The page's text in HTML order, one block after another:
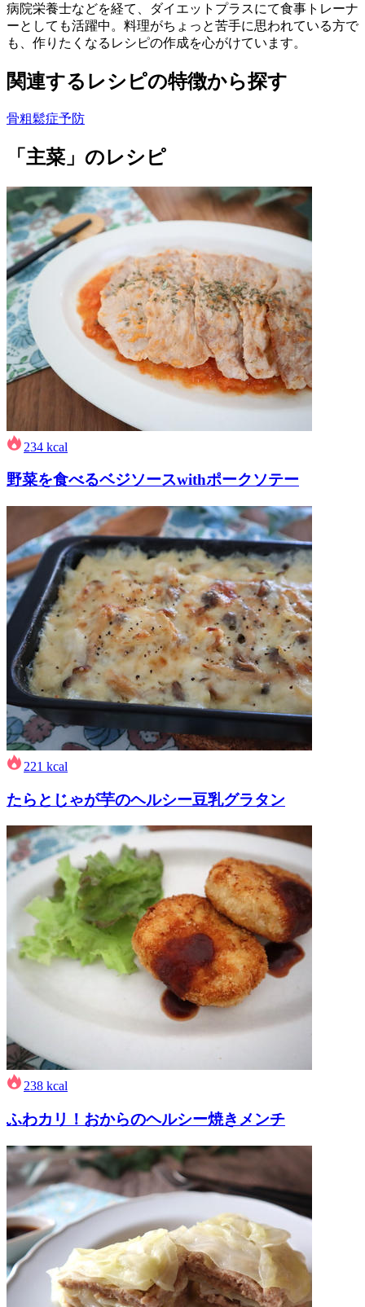
病院栄養士などを経て、ダイエットプラスにて食事トレーナ
ーとしても活躍中。料理がちょっと苦手に思われている方で
も、作りたくなるレシピの作成を心がけています。
関連するレシピの特徴から探す
骨粗鬆症予防
「主菜」のレシピ
234 kcal
野菜を食べるベジソースwithポークソテー
221 kcal
たらとじゃが芋のヘルシー豆乳グラタン
238 kcal
ふわカリ！おからのヘルシー焼きメンチ